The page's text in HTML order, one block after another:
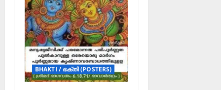
BHAKTI / ഭക്തി (POSTERS)